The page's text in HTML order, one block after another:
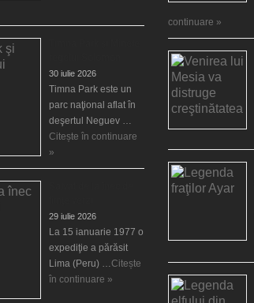
30 iulie 2026
Timna Park este un
parc naţional aflat în
deşertul Neguev …
Citește în continuare
»
29 iulie 2026
La 15 ianuarie 1977 o
expediţie a părăsit
Lima (Peru) …Citește
în continuare »
continuare »